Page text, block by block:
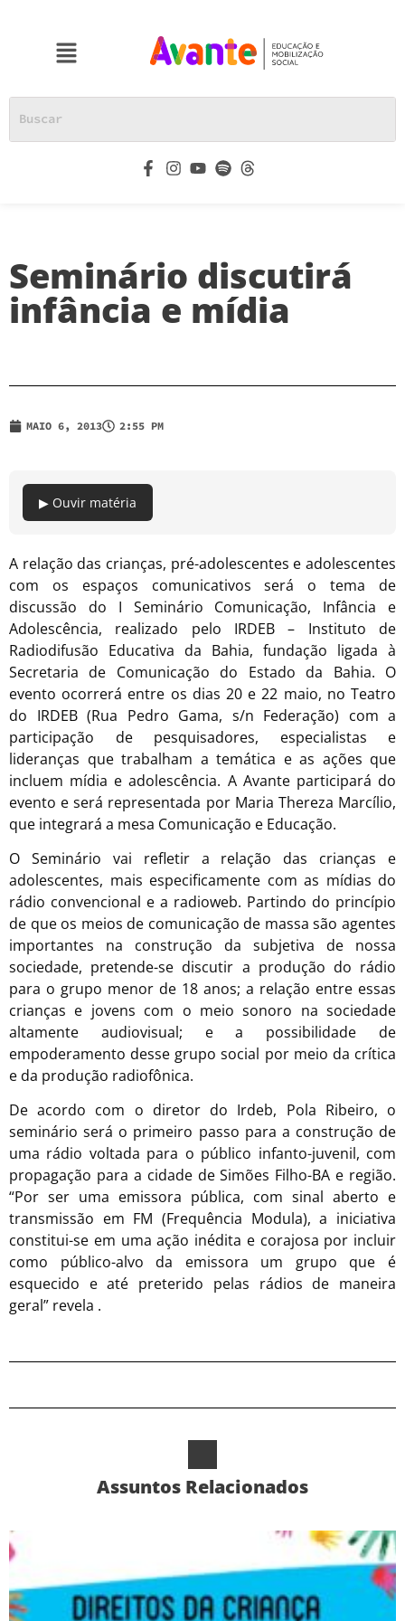
Seminário discutirá
infância e mídia
MAIO 6, 2013 2:55 PM
▶ Ouvir matéria
A relação das crianças, pré-adolescentes e adolescentes
com os espaços comunicativos será o tema de
discussão do I Seminário Comunicação, Infância e
Adolescência, realizado pelo IRDEB – Instituto de
Radiodifusão Educativa da Bahia, fundação ligada à
Secretaria de Comunicação do Estado da Bahia. O
evento ocorrerá entre os dias 20 e 22 maio, no Teatro
do IRDEB (Rua Pedro Gama, s/n Federação) com a
participação de pesquisadores, especialistas e
lideranças que trabalham a temática e as ações que
incluem mídia e adolescência. A Avante participará do
evento e será representada por Maria Thereza Marcílio,
que integrará a mesa Comunicação e Educação.
O Seminário vai refletir a relação das crianças e
adolescentes, mais especificamente com as mídias do
rádio convencional e a radioweb. Partindo do princípio
de que os meios de comunicação de massa são agentes
importantes na construção da subjetiva de nossa
sociedade, pretende-se discutir a produção do rádio
para o grupo menor de 18 anos; a relação entre essas
crianças e jovens com o meio sonoro na sociedade
altamente audiovisual; e a possibilidade de
empoderamento desse grupo social por meio da crítica
e da produção radiofônica.
De acordo com o diretor do Irdeb, Pola Ribeiro, o
seminário será o primeiro passo para a construção de
uma rádio voltada para o público infanto-juvenil, com
propagação para a cidade de Simões Filho-BA e região.
“Por ser uma emissora pública, com sinal aberto e
transmissão em FM (Frequência Modula), a iniciativa
constitui-se em uma ação inédita e corajosa por incluir
como público-alvo da emissora um grupo que é
esquecido e até preterido pelas rádios de maneira
geral” revela .
Assuntos Relacionados